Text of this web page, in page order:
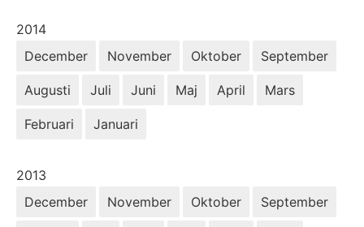
År:
2014
December
November Oktober September
Augusti Juli Juni Maj April Mars
Februari Januari
År:
2013
December
November Oktober September